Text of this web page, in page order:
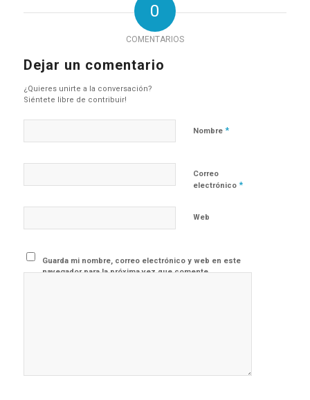
0
COMENTARIOS
Dejar un comentario
¿Quieres unirte a la conversación?
Siéntete libre de contribuir!
Nombre *
Correo
electrónico *
Web
Guarda mi nombre, correo electrónico y web en este
navegador para la próxima vez que comente.